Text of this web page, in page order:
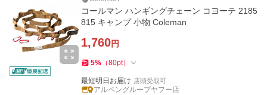
コールマン ハンギングチェーン コヨーテ 2185
815 キャンプ 小物 Coleman
1,760円
5% （80pt）
最短明日お届け 店頭受取可
アルペングループヤフー店